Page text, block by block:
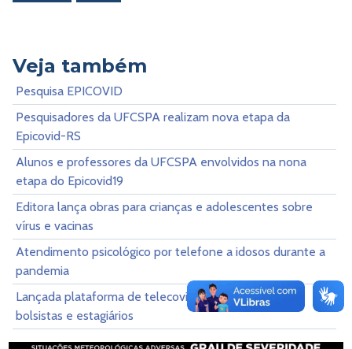
Veja também
Pesquisa EPICOVID
Pesquisadores da UFCSPA realizam nova etapa da
Epicovid-RS
Alunos e professores da UFCSPA envolvidos na nona
etapa do Epicovid19
Editora lança obras para crianças e adolescentes sobre
vírus e vacinas
Atendimento psicológico por telefone a idosos durante a
pandemia
Lançada plataforma de telecovid para servidores,
bolsistas e estagiários